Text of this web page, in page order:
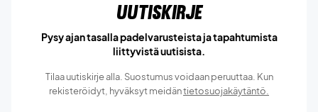
Uutiskirje
Pysy ajan tasalla padelvarusteista ja tapahtumista
liittyvistä uutisista.
Tilaa uutiskirje alla. Suostumus voidaan peruuttaa. Kun
rekisteröidyt, hyväksyt meidäntietosuojakäytäntö.